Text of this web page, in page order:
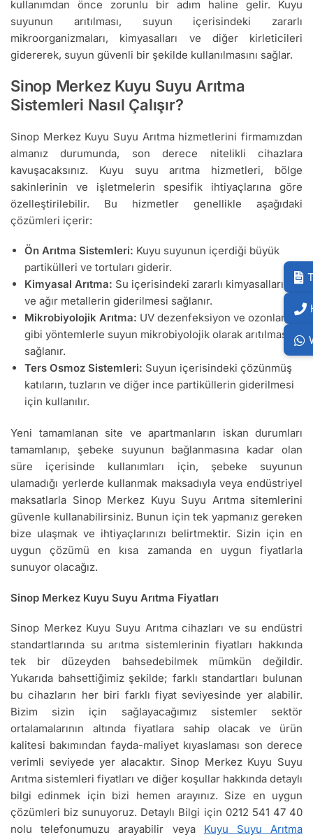
kullanımdan önce zorunlu bir adım haline gelir. Kuyu
suyunun arıtılması, suyun içerisindeki zararlı
mikroorganizmaları, kimyasalları ve diğer kirleticileri
gidererek, suyun güvenli bir şekilde kullanılmasını sağlar.
Sinop Merkez Kuyu Suyu Arıtma
Sistemleri Nasıl Çalışır?
Sinop Merkez Kuyu Suyu Arıtma hizmetlerini firmamızdan
almanız durumunda, son derece nitelikli cihazlara
kavuşacaksınız. Kuyu suyu arıtma hizmetleri, bölge
sakinlerinin ve işletmelerin spesifik ihtiyaçlarına göre
özelleştirilebilir. Bu hizmetler genellikle aşağıdaki
çözümleri içerir:
Ön Arıtma Sistemleri: Kuyu suyunun içerdiği büyük
partikülleri ve tortuları giderir.
Kimyasal Arıtma: Su içerisindeki zararlı kimyasalların
ve ağır metallerin giderilmesi sağlanır.
Mikrobiyolojik Arıtma: UV dezenfeksiyon ve ozonlama
gibi yöntemlerle suyun mikrobiyolojik olarak arıtılması
sağlanır.
Ters Osmoz Sistemleri: Suyun içerisindeki çözünmüş
katıların, tuzların ve diğer ince partiküllerin giderilmesi
için kullanılır.
Yeni tamamlanan site ve apartmanların iskan durumları
tamamlanıp, şebeke suyunun bağlanmasına kadar olan
süre içerisinde kullanımları için, şebeke suyunun
ulamadığı yerlerde kullanmak maksadıyla veya endüstriyel
maksatlarla Sinop Merkez Kuyu Suyu Arıtma sitemlerini
güvenle kullanabilirsiniz. Bunun için tek yapmanız gereken
bize ulaşmak ve ihtiyaçlarınızı belirtmektir. Sizin için en
uygun çözümü en kısa zamanda en uygun fiyatlarla
sunuyor olacağız.
Sinop Merkez Kuyu Suyu Arıtma Fiyatları
Sinop Merkez Kuyu Suyu Arıtma cihazları ve su endüstri
standartlarında su arıtma sistemlerinin fiyatları hakkında
tek bir düzeyden bahsedebilmek mümkün değildir.
Yukarıda bahsettiğimiz şekilde; farklı standartları bulunan
bu cihazların her biri farklı fiyat seviyesinde yer alabilir.
Bizim sizin için sağlayacağımız sistemler sektör
ortalamalarının altında fiyatlara sahip olacak ve ürün
kalitesi bakımından fayda-maliyet kıyaslaması son derece
verimli seviyede yer alacaktır. Sinop Merkez Kuyu Suyu
Arıtma sistemleri fiyatları ve diğer koşullar hakkında detaylı
bilgi edinmek için bizi hemen arayınız. Size en uygun
çözümleri biz sunuyoruz. Detaylı Bilgi için 0212 541 47 40
nolu telefonumuzu arayabilir veya Kuyu Suyu Arıtma